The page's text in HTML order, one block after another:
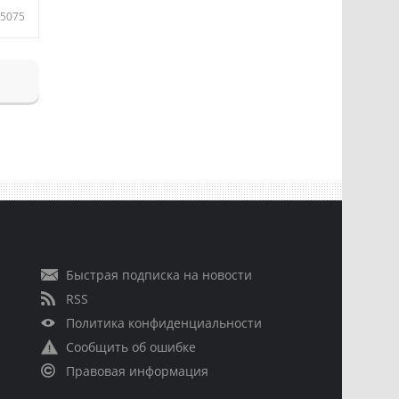
5075
Быстрая подписка на новости
RSS
Политика конфиденциальности
Сообщить об ошибке
Правовая информация